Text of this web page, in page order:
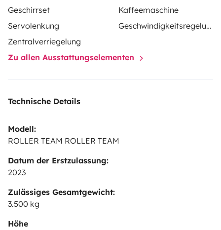
Geschirrset
Kaffeemaschine
Servolenkung
Geschwindigkeitsregelung
Zentralverriegelung
Zu allen Ausstattungselementen
Technische Details
Modell:
ROLLER TEAM ROLLER TEAM
Datum der Erstzulassung:
2023
Zulässiges Gesamtgewicht:
3.500 kg
Höhe